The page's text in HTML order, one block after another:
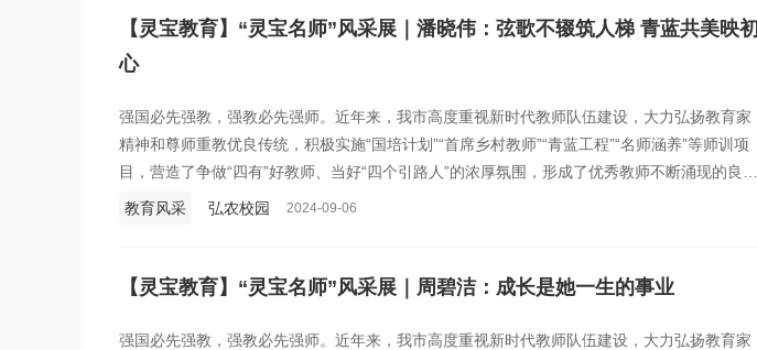
【灵宝教育】“灵宝名师”风采展｜潘晓伟：弦歌不辍筑人梯 青蓝共美映初
心
强国必先强教，强教必先强师。近年来，我市高度重视新时代教师队伍建设，大力弘扬教育家
精神和尊师重教优良传统，积极实施“国培计划”“首席乡村教师”“青蓝工程”“名师涵养”等师训项
目，营造了争做“四有”好教师、当好“四个引路人”的浓厚氛围，形成了优秀教师不断涌现的良好
局面，人民群众的教育获得感不断增强。为激励全市广大教师学习身边典型，奋力担当作为，
教育风采 弘农校园 2024-09-06
【灵宝教育】“灵宝名师”风采展｜周碧洁：成长是她一生的事业
强国必先强教，强教必先强师。近年来，我市高度重视新时代教师队伍建设，大力弘扬教育家